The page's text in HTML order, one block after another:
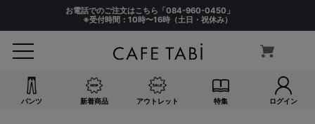
お電話でのご注文はこちら「084-960-0450 」
※受付時間：10時〜16時（土日・祝休み）
パンツ 新着商品 アウトレット 特集 ログイン